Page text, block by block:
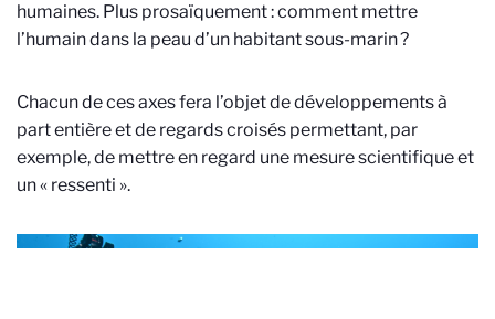
humaines. Plus prosaïquement : comment mettre
l’humain dans la peau d’un habitant sous-marin ?
Chacun de ces axes fera l’objet de développements à
part entière et de regards croisés permettant, par
exemple, de mettre en regard une mesure scientifique et
un « ressenti ».